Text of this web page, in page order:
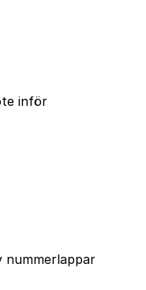
cm,
cm)
081 414 85
l vatten för Gold
tillåten
inför
nummerlappar